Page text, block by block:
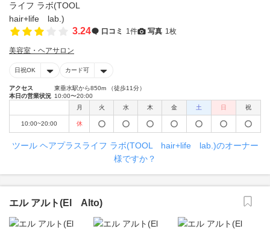
3.24 口コミ 1件 写真 1枚
美容室・ヘアサロン
日祝OK カード可
アクセス
東垂水駅から850m （徒歩11分）
本日の営業状況 10:00〜20:00
月
火 水 木 金 土 日 祝
10:00~20:00 休
ツール ヘアプラスライフ ラボ(TOOL hair+life lab.)のオーナー
様ですか？
エル アルト(El Alto)